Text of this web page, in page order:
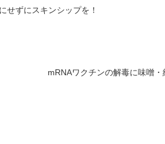
せずにスキンシップを！
mRNAワクチンの解毒に味噌・